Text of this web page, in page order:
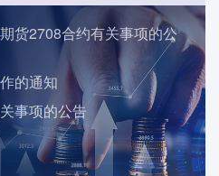
货2708合约有关事项的公
的通知
事项的公告